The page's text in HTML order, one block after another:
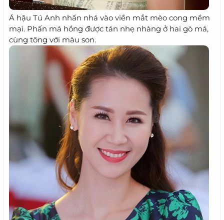
Á hậu Tú Anh nhấn nhá vào viền mắt mèo cong mềm
mại. Phấn má hồng được tán nhẹ nhàng ở hai gò má,
cùng tông với màu son.